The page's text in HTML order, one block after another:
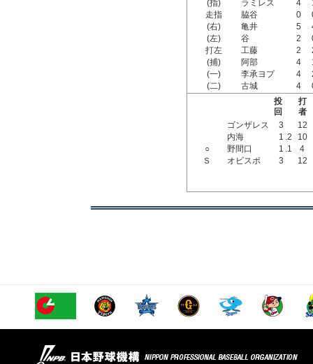
(指)
ラミレス 4
走指
脇谷 0
(右)
亀井 5
(左)
谷 2
打左
工藤 2
(捕)
阿部 4
(一)
李承ヨプ 4
(二)
古城 4
投
回
打
者
ゴンザレス
3
12
内海
1 .2
10
○
野間口 1 .1
4
Ｓ
オビスポ 3 12